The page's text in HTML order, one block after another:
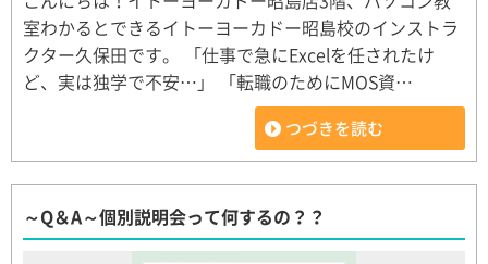
室わかるとできるイトーヨーカドー昭島校のインストラ
クター久保田です。 「仕事で急にExcelを任されたけ
ど、実は独学で不安…」 「転職のためにMOS資…
つづきを読む
～Q＆A～個別説明会って何するの？？